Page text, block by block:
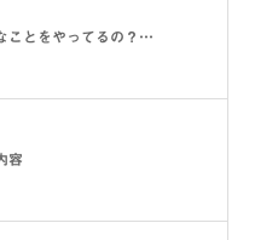
ことをやってるの？…
容